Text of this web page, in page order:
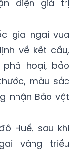
diện giá trị
gia ngai vua
về kết cấu,
hoại, bảo
màu sắc
nhận Bảo vật
Huế, sau khi
vàng triều